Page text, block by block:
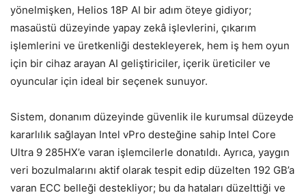
yönelmişken, Helios 18P AI bir adım öteye gidiyor;
masaüstü düzeyinde yapay zekâ işlevlerini, çıkarım
işlemlerini ve üretkenliği destekleyerek, hem iş hem oyun
için bir cihaz arayan AI geliştiriciler, içerik üreticiler ve
oyuncular için ideal bir seçenek sunuyor.
Sistem, donanım düzeyinde güvenlik ile kurumsal düzeyde
kararlılık sağlayan Intel vPro desteğine sahip Intel Core
Ultra 9 285HX’e varan işlemcilerle donatıldı. Ayrıca, yaygın
veri bozulmalarını aktif olarak tespit edip düzelten 192 GB’a
varan ECC belleği destekliyor; bu da hataları düzelttiği ve